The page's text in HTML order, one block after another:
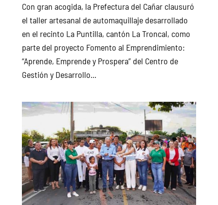
Con gran acogida, la Prefectura del Cañar clausuró
el taller artesanal de automaquillaje desarrollado
en el recinto La Puntilla, cantón La Troncal, como
parte del proyecto Fomento al Emprendimiento:
“Aprende, Emprende y Prospera” del Centro de
Gestión y Desarrollo...